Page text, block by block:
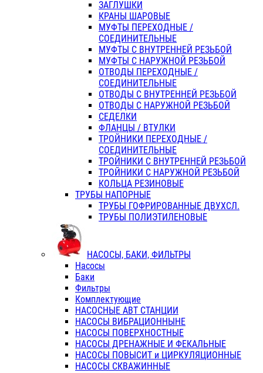
ЗАГЛУШКИ
КРАНЫ ШАРОВЫЕ
МУФТЫ ПЕРЕХОДНЫЕ /
СОЕДИНИТЕЛЬНЫЕ
МУФТЫ С ВНУТРЕННЕЙ РЕЗЬБОЙ
МУФТЫ С НАРУЖНОЙ РЕЗЬБОЙ
ОТВОДЫ ПЕРЕХОДНЫЕ /
СОЕДИНИТЕЛЬНЫЕ
ОТВОДЫ С ВНУТРЕННЕЙ РЕЗЬБОЙ
ОТВОДЫ С НАРУЖНОЙ РЕЗЬБОЙ
СЕДЕЛКИ
ФЛАНЦЫ / ВТУЛКИ
ТРОЙНИКИ ПЕРЕХОДНЫЕ /
СОЕДИНИТЕЛЬНЫЕ
ТРОЙНИКИ С ВНУТРЕННЕЙ РЕЗЬБОЙ
ТРОЙНИКИ С НАРУЖНОЙ РЕЗЬБОЙ
КОЛЬЦА РЕЗИНОВЫЕ
ТРУБЫ НАПОРНЫЕ
ТРУБЫ ГОФРИРОВАННЫЕ ДВУХСЛ.
ТРУБЫ ПОЛИЭТИЛЕНОВЫЕ
НАСОСЫ, БАКИ, ФИЛЬТРЫ
Насосы
Баки
Фильтры
Комплектующие
НАСОСНЫЕ АВТ СТАНЦИИ
НАСОСЫ ВИБРАЦИОННЫНЕ
НАСОСЫ ПОВЕРХНОСТНЫЕ
НАСОСЫ ДРЕНАЖНЫЕ И ФЕКАЛЬНЫЕ
НАСОСЫ ПОВЫСИТ и ЦИРКУЛЯЦИОННЫЕ
НАСОСЫ СКВАЖИННЫЕ